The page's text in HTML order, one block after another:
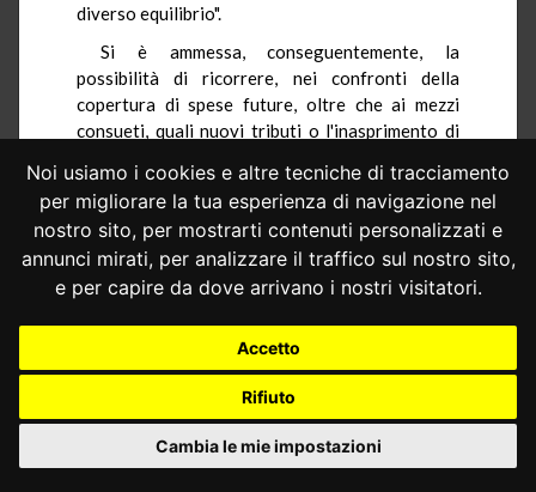
Noi usiamo i cookies e altre tecniche di tracciamento
per migliorare la tua esperienza di navigazione nel
nostro sito, per mostrarti contenuti personalizzati e
annunci mirati, per analizzare il traffico sul nostro sito,
e per capire da dove arrivano i nostri visitatori.
Accetto
Rifiuto
Cambia le mie impostazioni
diverso equilibrio".
Si è ammessa, conseguentemente, la
possibilità di ricorrere, nei confronti della
copertura di spese future, oltre che ai mezzi
consueti, quali nuovi tributi o l'inasprimento di
autorizzate, l'accertamento formale di nuove
entrate, l'emissione di prestiti e, anche alla
previsione di maggiori entrate, tutte le volte che
detta previsione si dimostri "sufficientemente
sicura, non arbitraria o irrazionale, in un
effettuare negli esercizi futuri, e non in
contraddizione con le previsioni del medesimo
Governo, quali risultano dalla relazione sulle
situazione economica del Paese e dal
programma di sviluppo del Paese: sui quali punti
la Corte potrà portare il suo esame nei limiti